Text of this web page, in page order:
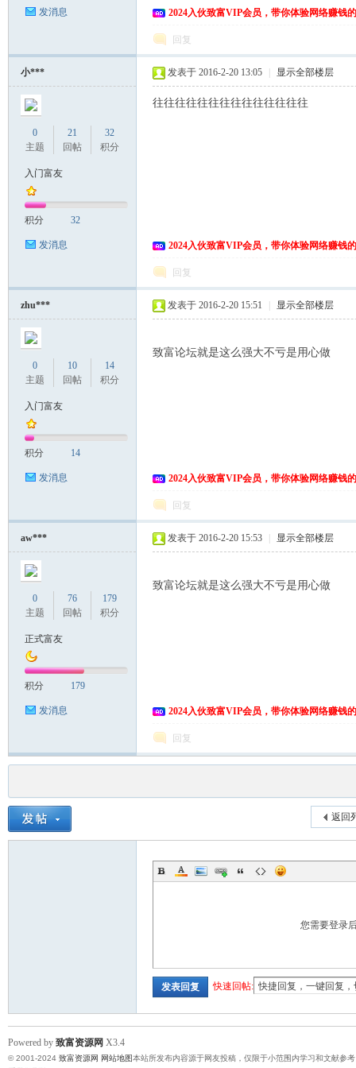
发消息 2024入伙致富VIP会员，带你体验网络赚钱
回复
小***
0
主题
21
回帖
32
积分
入门富友
积分 32
发消息
发表于 2016-2-20 13:05 显示全部楼层
往往往往往往往往往往往往往往
2024入伙致富VIP会员，带你体验网络赚钱
回复
zhu***
0
主题
10
回帖
14
积分
入门富友
积分 14
发消息
发表于 2016-2-20 15:51 显示全部楼层
致富论坛就是这么强大不亏是用心做
2024入伙致富VIP会员，带你体验网络赚钱
回复
aw***
0
主题
76
回帖
179
积分
正式富友
积分 179
发消息
发表于 2016-2-20 15:53 显示全部楼层
致富论坛就是这么强大不亏是用心做
2024入伙致富VIP会员，带你体验网络赚钱
回复
返回
您需要登录
发表回复 快速回帖:
Powered by 致富资源网 X3.4
© 2001-2024 致富资源网 网站地图本站所发布内容源于网友投稿，仅限于小范围内学习和文献参